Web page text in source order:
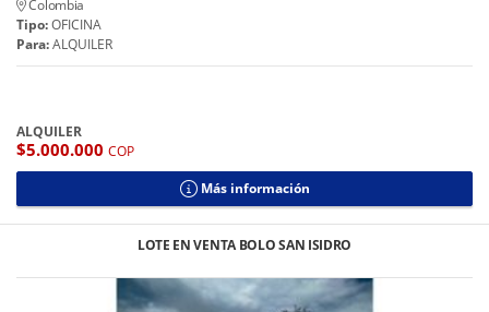
Colombia
Tipo:OFICINA
Para:ALQUILER
ALQUILER
$5.000.000 COP
Más información
LOTE EN VENTA BOLO SAN ISIDRO